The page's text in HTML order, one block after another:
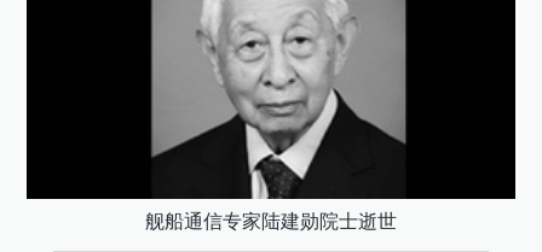
舰船通信专家陆建勋院士逝世